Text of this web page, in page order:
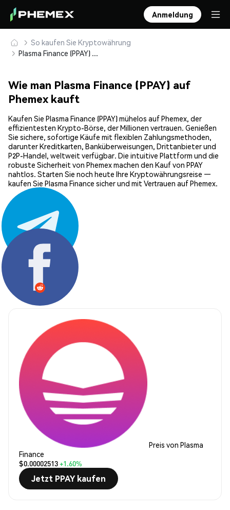
Anmeldung
So kaufen Sie Kryptowährung
Plasma Finance (PPAY) sicher kaufen und speichern
Wie man Plasma Finance (PPAY) auf
Phemex kauft
Kaufen Sie Plasma Finance (PPAY) mühelos auf Phemex, der
effizientesten Krypto-Börse, der Millionen vertrauen. Genießen
Sie sichere, sofortige Käufe mit flexiblen Zahlungsmethoden,
darunter Kreditkarten, Banküberweisungen, Drittanbieter und
P2P-Handel, weltweit verfügbar. Die intuitive Plattform und die
robuste Sicherheit von Phemex machen den Kauf von PPAY
nahtlos. Starten Sie noch heute Ihre Kryptowährungsreise —
kaufen Sie Plasma Finance sicher und mit Vertrauen auf Phemex.
Teilen:
Preis von Plasma
Finance
$0.00002513+1.60%
Jetzt PPAY kaufen